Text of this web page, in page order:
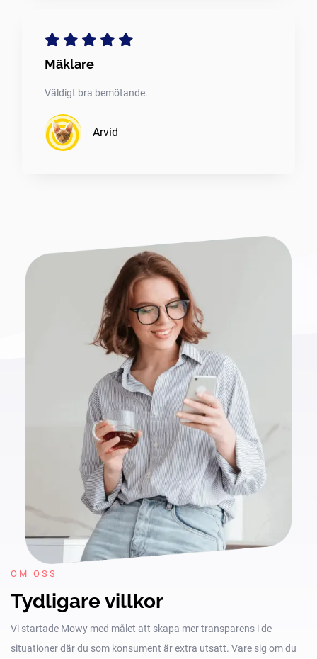
Mäklare
Väldigt bra bemötande.
Arvid
OM OSS
Tydligare villkor
Vi startade Mowy med målet att skapa mer transparens i de
situationer där du som konsument är extra utsatt. Vare sig om du